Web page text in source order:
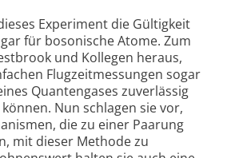
Experiment die Gültigkeit
für bosonische Atome. Zum
und Kollegen heraus,
Flugzeitmessungen sogar
Quantengases zuverlässig
Nun schlagen sie vor,
die zu einer Paarung
mit dieser Methode zu